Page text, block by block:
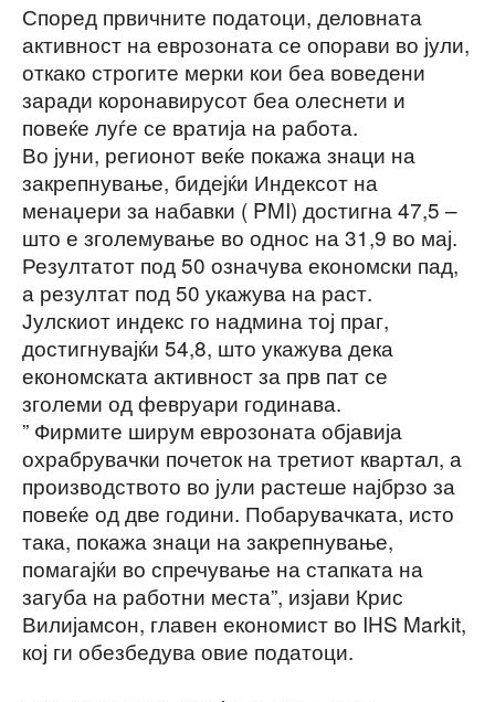
Според првичните податоци, деловната
активност на еврозоната се опорави во јули,
откако строгите мерки кои беа воведени
заради коронавирусот беа олеснети и
повеќе луѓе се вратија на работа.
Во јуни, регионот веќе покажа знаци на
закрепнување, бидејќи Индексот на
менаџери за набавки ( PMI) достигна 47,5 –
што е зголемување во однос на 31,9 во мај.
Резултатот под 50 означува економски пад,
а резултат под 50 укажува на раст.
Јулскиот индекс го надмина тој праг,
достигнувајќи 54,8, што укажува дека
економската активност за прв пат се
зголеми од февруари годинава.
” Фирмите ширум еврозоната објавија
охрабрувачки почеток на третиот квартал, а
производството во јули растеше најбрзо за
повеќе од две години. Побарувачката, исто
така, покажа знаци на закрепнување,
помагајќи во спречување на стапката на
загуба на работни места”, изјави Крис
Вилијамсон, главен економист во IHS Markit,
кој ги обезбедува овие податоци.